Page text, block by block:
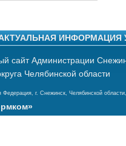
ИНФОРМАЦИЯ
сайт Администрации
Челябинской области
Федерация, г. Снежинск, Челябинской